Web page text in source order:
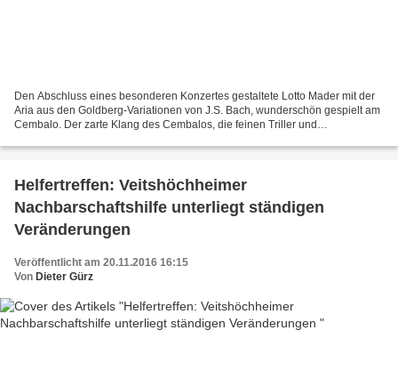
Den Abschluss eines besonderen Konzertes gestaltete Lotto Mader mit der
Aria aus den Goldberg-Variationen von J.S. Bach, wunderschön gespielt am
Cembalo. Der zarte Klang des Cembalos, die feinen Triller und
Helfertreffen: Veitshöchheimer
Nachbarschaftshilfe unterliegt ständigen
Veränderungen
Veröffentlicht am 20.11.2016 16:15
Von Dieter Gürz